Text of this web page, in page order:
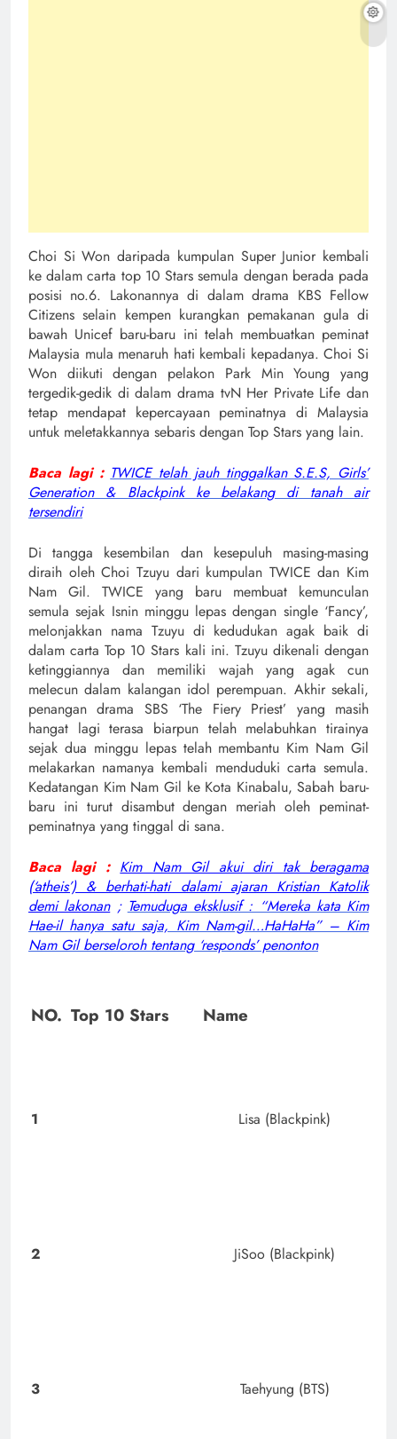
Choi Si Won daripada kumpulan Super Junior kembali
ke dalam carta top 10 Stars semula dengan berada pada
posisi no.6. Lakonannya di dalam drama KBS Fellow
Citizens selain kempen kurangkan pemakanan gula di
bawah Unicef baru-baru ini telah membuatkan peminat
Malaysia mula menaruh hati kembali kepadanya. Choi Si
Won diikuti dengan pelakon Park Min Young yang
tergedik-gedik di dalam drama tvN Her Private Life dan
tetap mendapat kepercayaan peminatnya di Malaysia
untuk meletakkannya sebaris dengan Top Stars yang lain.
Baca lagi : TWICE telah jauh tinggalkan S.E.S, Girls’
Generation & Blackpink ke belakang di tanah air
tersendiri
Di tangga kesembilan dan kesepuluh masing-masing
diraih oleh Choi Tzuyu dari kumpulan TWICE dan Kim
Nam Gil. TWICE yang baru membuat kemunculan
semula sejak Isnin minggu lepas dengan single ‘Fancy’,
melonjakkan nama Tzuyu di kedudukan agak baik di
dalam carta Top 10 Stars kali ini. Tzuyu dikenali dengan
ketinggiannya dan memiliki wajah yang agak cun
melecun dalam kalangan idol perempuan. Akhir sekali,
penangan drama SBS ‘The Fiery Priest’ yang masih
hangat lagi terasa biarpun telah melabuhkan tirainya
sejak dua minggu lepas telah membantu Kim Nam Gil
melakarkan namanya kembali menduduki carta semula.
Kedatangan Kim Nam Gil ke Kota Kinabalu, Sabah baru-
baru ini turut disambut dengan meriah oleh peminat-
peminatnya yang tinggal di sana.
Baca lagi : Kim Nam Gil akui diri tak beragama
(‘atheis’) & berhati-hati dalami ajaran Kristian Katolik
demi lakonan; Temuduga eksklusif : “Mereka kata Kim
Hae-il hanya satu saja, Kim Nam-gil…HaHaHa” – Kim
Nam Gil berseloroh tentang ‘responds’ penonton
NO. Top 10 Stars Name
1 Lisa (Blackpink)
2 JiSoo (Blackpink)
3 Taehyung (BTS)